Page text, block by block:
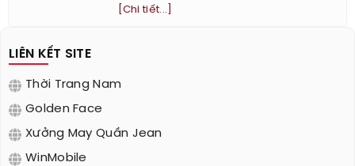
[Chi tiết...]
LIÊN KẾT SITE
Thời Trang Nam
Golden Face
Xưởng May Quần Jean
WinMobile